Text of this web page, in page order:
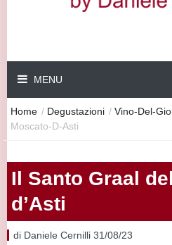
MENU
Home / Degustazioni / Vino-Del-
Moscato-D-Asti
Il Santo Graal
d’Asti
di Daniele Cernilli 31/08/23